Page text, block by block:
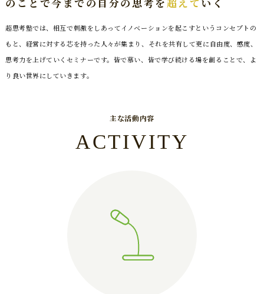
超思考塾では、相互で刺激をしあってイノベーションを起こすというコンセプトの
もと、経営に対する芯を持った人々が集まり、それを共有して更に自由度、感度、
思考力を上げていくセミナーです。皆で慕い、皆で学び続ける場を創ることで、よ
り良い世界にしていきます。
主な活動内容
ACTIVITY